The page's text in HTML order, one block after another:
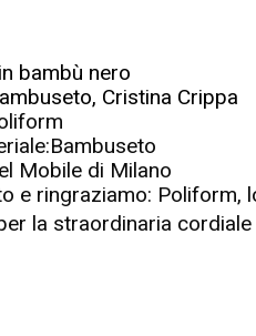
bambù nero
Cristina Crippa
Mobile di Milano
e ringraziamo: Poliform,
la straordinaria